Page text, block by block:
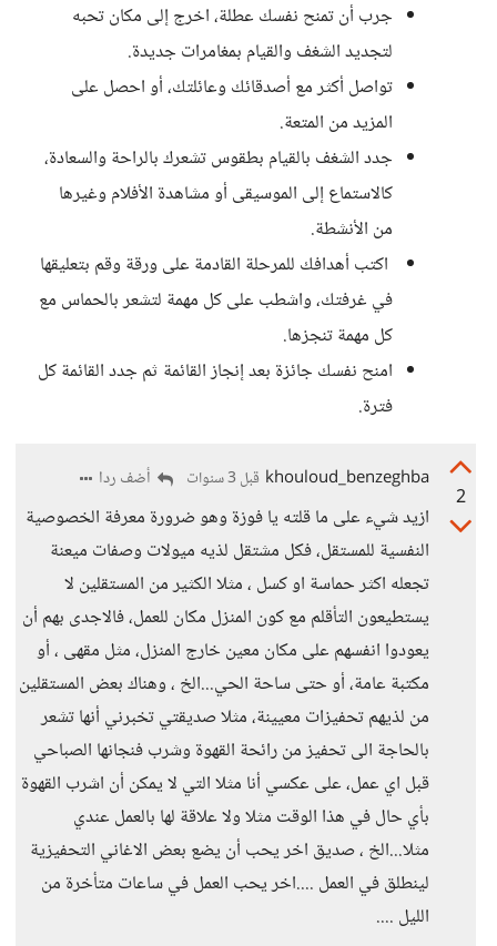
جرب أن تمنح نفسك عطلة، اخرج إلى مكان تحبه
لتجديد الشغف والقيام بمغامرات جديدة.
تواصل أكثر مع أصدقائك وعائلتك، أو احصل على
المزيد من المتعة.
جدد الشغف بالقيام بطقوس تشعرك بالراحة والسعادة،
كالاستماع إلى الموسيقى أو مشاهدة الأفلام وغيرها
من الأنشطة.
اكتب أهدافك للمرحلة القادمة على ورقة وقم بتعليقها
في غرفتك، واشطب على كل مهمة لتشعر بالحماس مع
كل مهمة تنجزها.
امنح نفسك جائزة بعد إنجاز القائمة ثم جدد القائمة كل
فترة.
2
khouloud_benzeghba قبل 3 سنوات أضف ردا
ازيد شيء على ما قلته يا فوزة وهو ضرورة معرفة الخصوصية
النفسية للمستقل، فكل مشتقل لذيه ميولات وصفات ميعنة
تجعله اكثر حماسة او كسل ، مثلا الكثير من المستقلين لا
يستطيعون التأقلم مع كون المنزل مكان للعمل، فالاجدى بهم أن
يعودوا انفسهم على مكان معين خارج المنزل، مثل مقهى ، أو
مكتبة عامة، أو حتى ساحة الحي...الخ ، وهناك بعض المستقلين
من لذيهم تحفيزات معيينة، مثلا صديقتي تخبرني أنها تشعر
بالحاجة الى تحفيز من رائحة القهوة وشرب فنجانها الصباحي
قبل اي عمل، على عكسي أنا مثلا التي لا يمكن أن اشرب القهوة
بأي حال في هذا الوقت مثلا ولا علاقة لها بالعمل عندي
مثلا...الخ ، صديق اخر يحب أن يضع بعض الاغاني التحفيزية
لينطلق في العمل ....اخر يحب العمل في ساعات متأخرة من
الليل ....